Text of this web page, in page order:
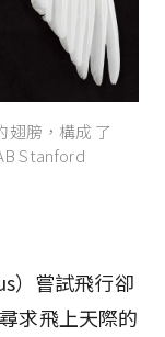
翅膀，構成 了
Stanford
）嘗試飛行卻
求飛上天際的